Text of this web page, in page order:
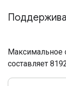
Максимальное
составляет